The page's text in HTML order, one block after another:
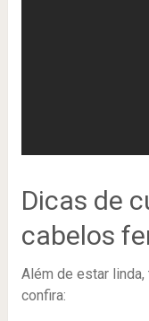
Dicas de
cabelos
Além de estar
confira: